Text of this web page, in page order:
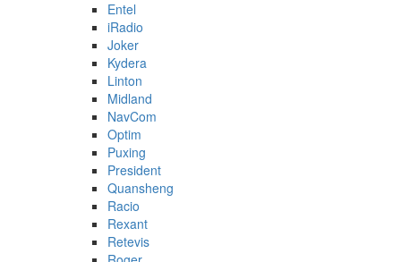
Entel
iRadio
Joker
Kydera
Linton
Midland
NavCom
Optim
Puxing
President
Quansheng
Racio
Rexant
Retevis